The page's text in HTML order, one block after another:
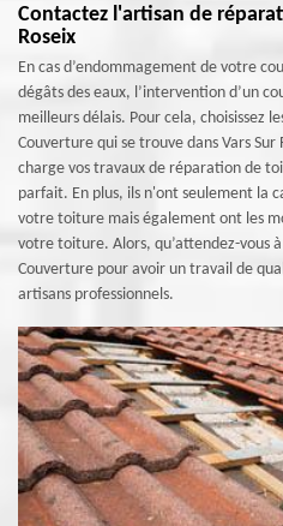
Contactez l'artisan de
Roseix
En cas d’endommagement de votre
dégâts des eaux, l’intervention d’un
meilleurs délais. Pour cela, choisissez
Couverture qui se trouve dans Vars
charge vos travaux de réparation de
parfait. En plus, ils n'ont seulement la
votre toiture mais également ont les
votre toiture. Alors, qu’attendez-vous
Couverture pour avoir un travail de
artisans professionnels.